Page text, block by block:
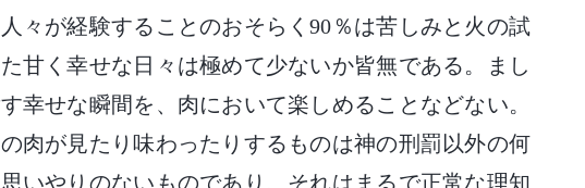
々が経験することのおそらく90％は苦しみと火の試
甘く幸せな日々は極めて少ないか皆無である。まし
幸せな瞬間を、肉において楽しめることなどない。
肉が見たり味わったりするものは神の刑罰以外の何
いやりのないものであり、それはまるで正常な理知